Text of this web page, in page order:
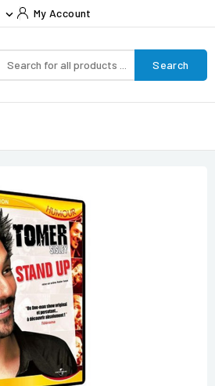
 My Account
Search